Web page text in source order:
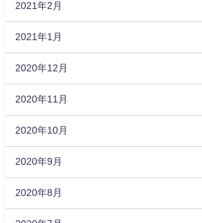
2021年2月
2021年1月
2020年12月
2020年11月
2020年10月
2020年9月
2020年8月